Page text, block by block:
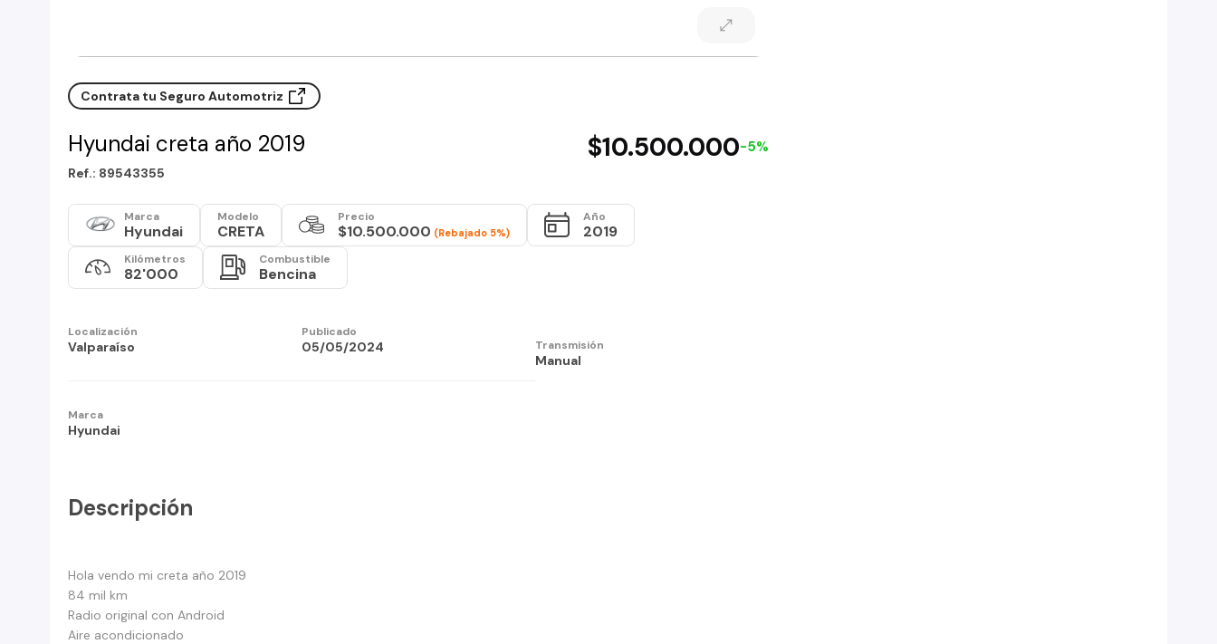
Contrata tu Seguro Automotriz
Hyundai creta año 2019 $10.500.000-5%
Ref.: 89543355
Marca
Hyundai
Modelo
CRETA
Precio
$10.500.000 (Rebajado 5%)
Año
2019
Kilómetros
82'000
Combustible
Bencina
Localización
Valparaíso
Publicado
05/05/2024 Transmisión
Manual
Marca
Hyundai
Descripción
Hola vendo mi creta año 2019
84 mil km
Radio original con Android
Aire acondicionado